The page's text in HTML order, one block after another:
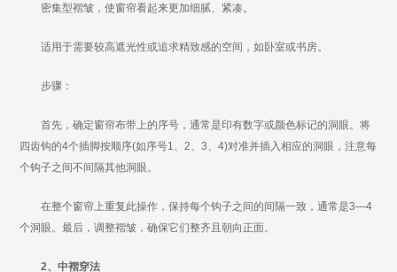
密集型褶皱，使窗帘看起来更加细腻、紧凑。
适用于需要较高遮光性或追求精致感的空间，如卧室或书房。
步骤：
首先，确定窗帘布带上的序号，通常是印有数字或颜色标记的洞眼。将
四齿钩的4个插脚按顺序(如序号1、2、3、4)对准并插入相应的洞眼，注意每
个钩子之间不间隔其他洞眼。
在整个窗帘上重复此操作，保持每个钩子之间的间隔一致，通常是3—4
个洞眼。最后，调整褶皱，确保它们整齐且朝向正面。
2、中褶穿法